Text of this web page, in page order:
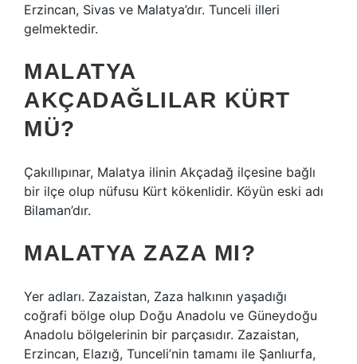
Erzincan, Sivas ve Malatya’dır. Tunceli illeri
gelmektedir.
MALATYA
AKÇADAĞLILAR KÜRT
MÜ?
Çakıllıpınar, Malatya ilinin Akçadağ ilçesine bağlı
bir ilçe olup nüfusu Kürt kökenlidir. Köyün eski adı
Bilaman’dır.
MALATYA ZAZA MI?
Yer adları. Zazaistan, Zaza halkının yaşadığı
coğrafi bölge olup Doğu Anadolu ve Güneydoğu
Anadolu bölgelerinin bir parçasıdır. Zazaistan,
Erzincan, Elazığ, Tunceli’nin tamamı ile Şanlıurfa,